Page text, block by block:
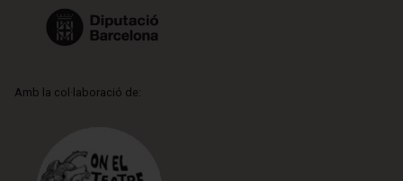
Amb la col·laboració de: